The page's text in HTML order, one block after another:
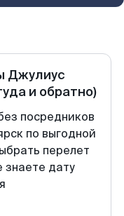
Джулиус
и обратно)
посредников
по выгодной
перелет
знаете дату